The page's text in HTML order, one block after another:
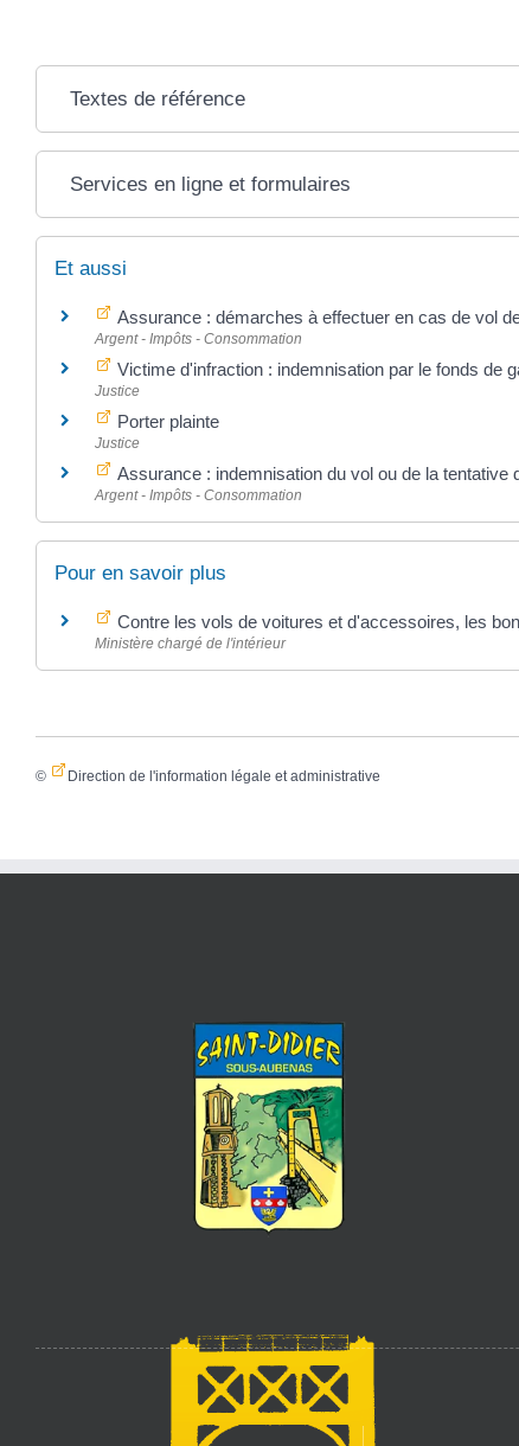
Textes de référence
Services en ligne et formulaires
Et aussi
Assurance : démarches à effectuer en cas de vol
Argent - Impôts - Consommation
Victime d'infraction : indemnisation par le fonds de
Justice
Porter plainte
Justice
Assurance : indemnisation du vol ou de la tentative
Argent - Impôts - Consommation
Pour en savoir plus
Contre les vols de voitures et d'accessoires, les
Ministère chargé de l'intérieur
© Direction de l'information légale et administrative